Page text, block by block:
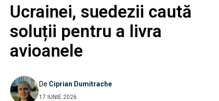
Ucrainei, suedezii caută
soluții pentru a livra
avioanele
De Ciprian Dumitrache
17 IUNIE 2026